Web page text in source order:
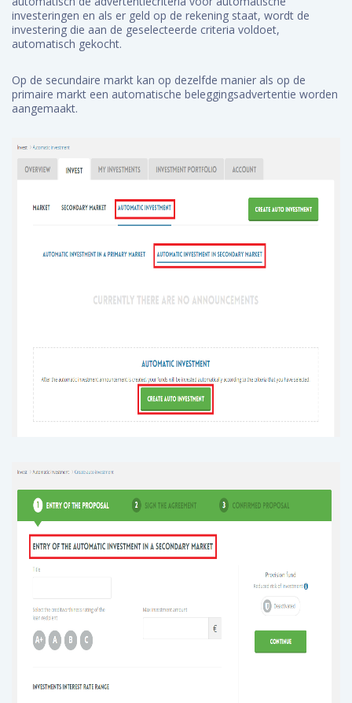
investeringen en als er geld op de rekening staat, wordt de
investering die aan de geselecteerde criteria voldoet,
automatisch gekocht.
Op de secundaire markt kan op dezelfde manier als op de
primaire markt een automatische beleggingsadvertentie worden
aangemaakt.